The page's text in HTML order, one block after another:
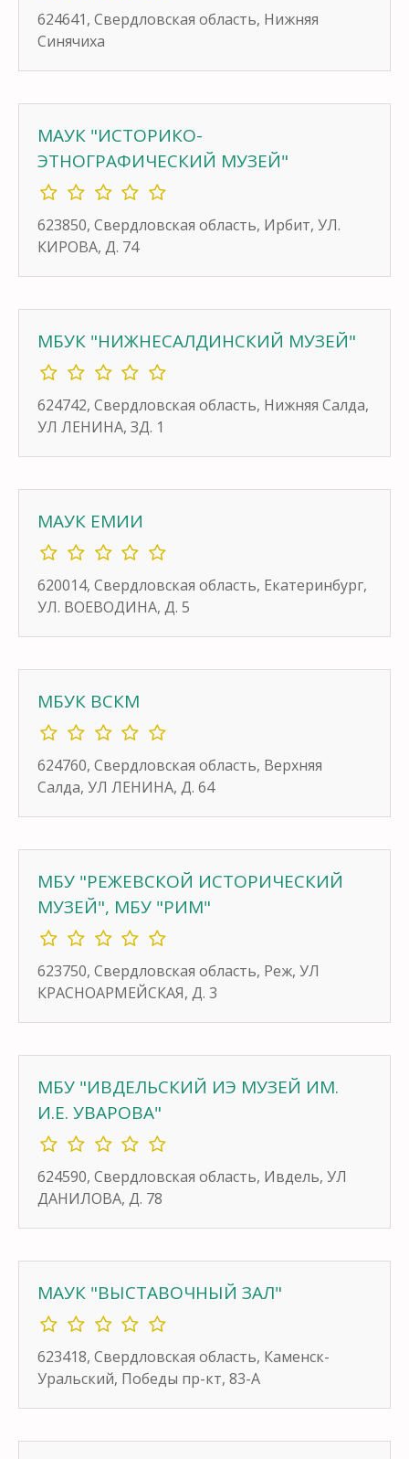
624641, Свердловская область, Нижняя
Синячиха
МАУК "ИСТОРИКО-
ЭТНОГРАФИЧЕСКИЙ МУЗЕЙ"
623850, Свердловская область, Ирбит, УЛ.
КИРОВА, Д. 74
МБУК "НИЖНЕСАЛДИНСКИЙ МУЗЕЙ"
624742, Свердловская область, Нижняя Салда,
УЛ ЛЕНИНА, ЗД. 1
МАУК ЕМИИ
620014, Свердловская область, Екатеринбург,
УЛ. ВОЕВОДИНА, Д. 5
МБУК ВСКМ
624760, Свердловская область, Верхняя
Салда, УЛ ЛЕНИНА, Д. 64
МБУ "РЕЖЕВСКОЙ ИСТОРИЧЕСКИЙ
МУЗЕЙ", МБУ "РИМ"
623750, Свердловская область, Реж, УЛ
КРАСНОАРМЕЙСКАЯ, Д. 3
МБУ "ИВДЕЛЬСКИЙ ИЭ МУЗЕЙ ИМ.
И.Е. УВАРОВА"
624590, Свердловская область, Ивдель, УЛ
ДАНИЛОВА, Д. 78
МАУК "ВЫСТАВОЧНЫЙ ЗАЛ"
623418, Свердловская область, Каменск-
Уральский, Победы пр-кт, 83-А